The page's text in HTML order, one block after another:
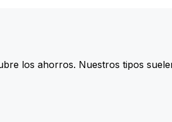
los ahorros. Nuestros tipos